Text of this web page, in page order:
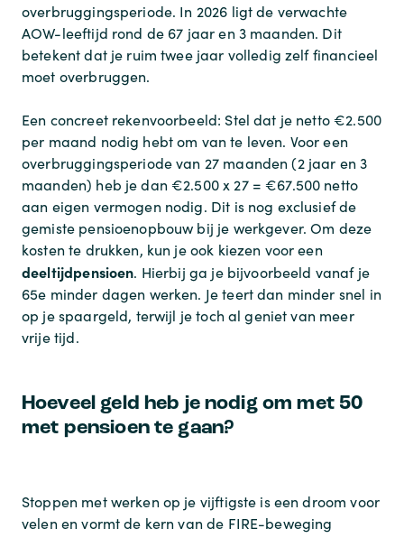
overbruggingsperiode. In 2026 ligt de verwachte
AOW-leeftijd rond de 67 jaar en 3 maanden. Dit
betekent dat je ruim twee jaar volledig zelf financieel
moet overbruggen.
Een concreet rekenvoorbeeld: Stel dat je netto €2.500
per maand nodig hebt om van te leven. Voor een
overbruggingsperiode van 27 maanden (2 jaar en 3
maanden) heb je dan €2.500 x 27 = €67.500 netto
aan eigen vermogen nodig. Dit is nog exclusief de
gemiste pensioenopbouw bij je werkgever. Om deze
kosten te drukken, kun je ook kiezen voor een
deeltijdpensioen. Hierbij ga je bijvoorbeeld vanaf je
65e minder dagen werken. Je teert dan minder snel in
op je spaargeld, terwijl je toch al geniet van meer
vrije tijd.
Hoeveel geld heb je nodig om met 50
met pensioen te gaan?
Stoppen met werken op je vijftigste is een droom voor
velen en vormt de kern van de FIRE-beweging